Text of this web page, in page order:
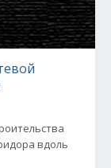
вдоль